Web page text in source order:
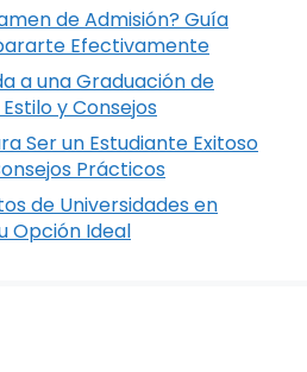
de Admisión? Guía
Efectivamente
a una Graduación de
y Consejos
Ser un Estudiante Exitoso
Prácticos
de Universidades en
Opción Ideal